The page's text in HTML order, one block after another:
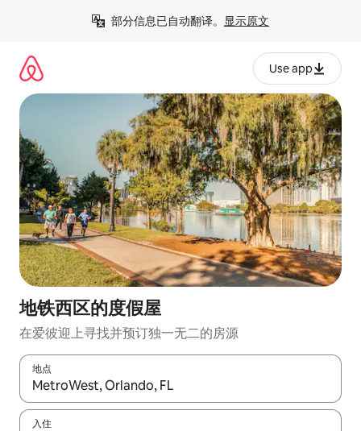
部分信息已自动翻译。 显示原文
Use app
地铁西区的度假屋
在爱彼迎上寻找并预订独一无二的房源
地点
如有搜索结果，请使用上下方向键查看，或通过点击或滑动手势
入住